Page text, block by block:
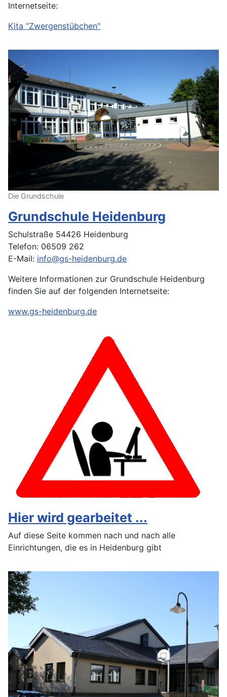
Internetseite:
Kita "Zwergenstübchen"
Die Grundschule
Grundschule Heidenburg
Schulstraße 54426 Heidenburg
Telefon: 06509 262
E-Mail: info@gs-heidenburg.de
Weitere Informationen zur Grundschule Heidenburg
finden Sie auf der folgenden Internetseite:
www.gs-heidenburg.de
Hier wird gearbeitet ...
Auf diese Seite kommen nach und nach alle
Einrichtungen, die es in Heidenburg gibt